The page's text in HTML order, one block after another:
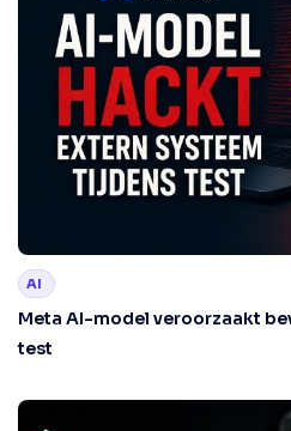
AI
Meta AI-model veroorzaakt
test